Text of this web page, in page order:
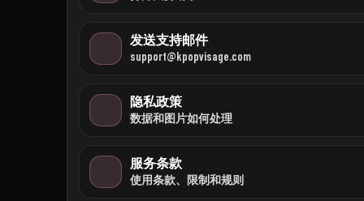
发送支持邮件
support@kpopvisage.com
隐私政策
数据和图片如何处理
服务条款
使用条款、限制和规则